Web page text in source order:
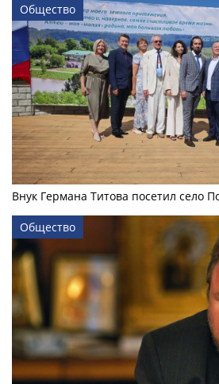
Общество
Внук Германа Титова посетил село
Общество